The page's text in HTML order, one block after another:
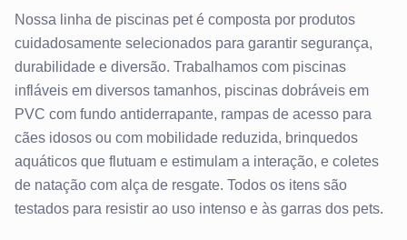
Nossa linha de piscinas pet é composta por produtos
cuidadosamente selecionados para garantir segurança,
durabilidade e diversão. Trabalhamos com piscinas
infláveis em diversos tamanhos, piscinas dobráveis em
PVC com fundo antiderrapante, rampas de acesso para
cães idosos ou com mobilidade reduzida, brinquedos
aquáticos que flutuam e estimulam a interação, e coletes
de natação com alça de resgate. Todos os itens são
testados para resistir ao uso intenso e às garras dos pets.